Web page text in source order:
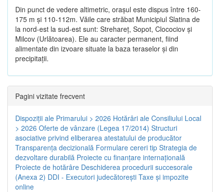
Din punct de vedere altimetric, oraşul este dispus între 160-
175 m şi 110-112m. Văile care străbat Municipiul Slatina de
la nord-est la sud-est sunt: Strehareţ, Sopot, Clocociov şi
Milcov (Urlătoarea). Ele au caracter permanent, fiind
alimentate din izvoare situate la baza teraselor şi din
precipitaţii.
Pagini vizitate frecvent
Dispoziţii ale Primarului > 2026 Hotărâri ale Consiliului Local
> 2026 Oferte de vânzare (Legea 17/2014) Structuri
asociative privind eliberarea atestatului de producător
Transparenţa decizională Formulare cereri tip Strategia de
dezvoltare durabilă Proiecte cu finanţare internaţională
Proiecte de hotărâre Deschiderea procedurii succesorale
(Anexa 2) DDI - Executori judecătorești Taxe şi impozite
online